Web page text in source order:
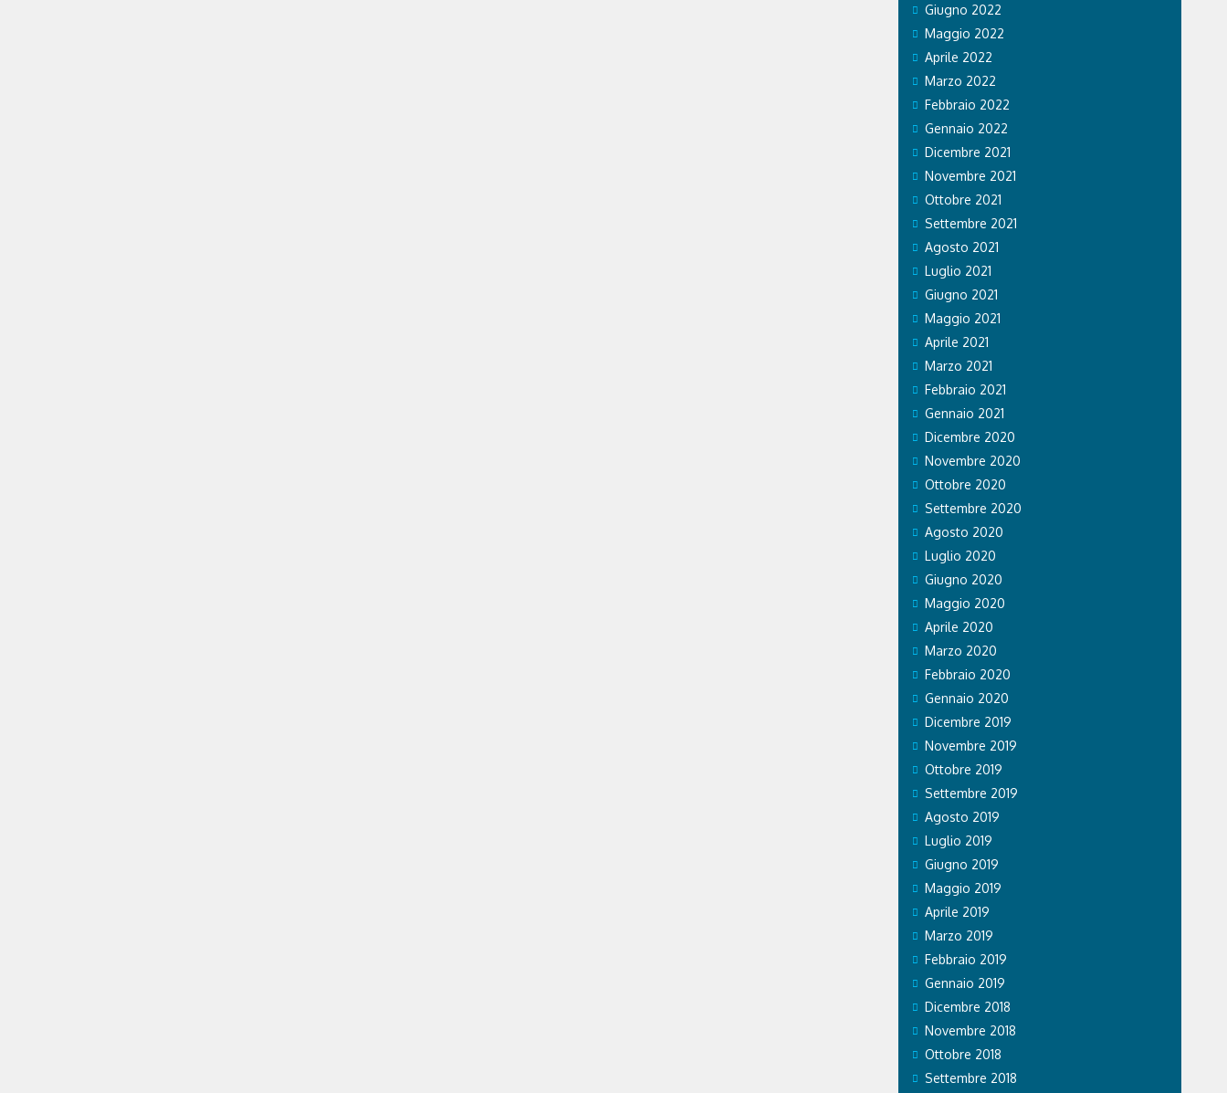
Giugno 2022
Maggio 2022
Aprile 2022
Marzo 2022
Febbraio 2022
Gennaio 2022
Dicembre 2021
Novembre 2021
Ottobre 2021
Settembre 2021
Agosto 2021
Luglio 2021
Giugno 2021
Maggio 2021
Aprile 2021
Marzo 2021
Febbraio 2021
Gennaio 2021
Dicembre 2020
Novembre 2020
Ottobre 2020
Settembre 2020
Agosto 2020
Luglio 2020
Giugno 2020
Maggio 2020
Aprile 2020
Marzo 2020
Febbraio 2020
Gennaio 2020
Dicembre 2019
Novembre 2019
Ottobre 2019
Settembre 2019
Agosto 2019
Luglio 2019
Giugno 2019
Maggio 2019
Aprile 2019
Marzo 2019
Febbraio 2019
Gennaio 2019
Dicembre 2018
Novembre 2018
Ottobre 2018
Settembre 2018